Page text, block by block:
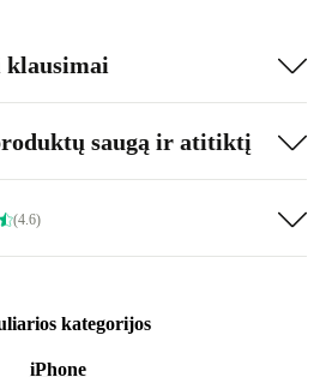
klausimai
saugą ir atitiktį
(4.6)
kategorijos
iPhone